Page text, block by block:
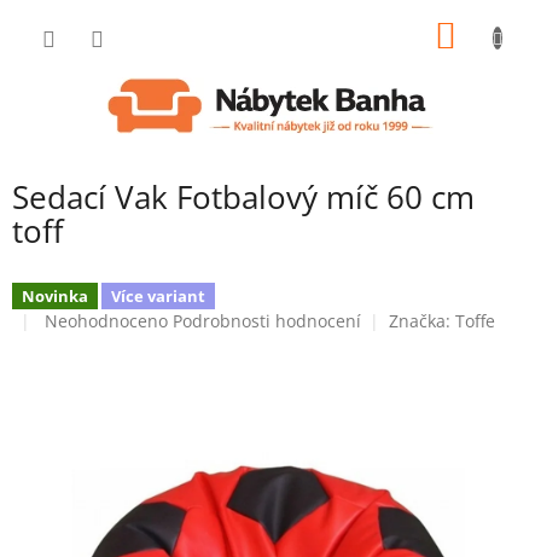
Sedací Vak Fotbalový míč 60 cm
toff
Novinka Více variant
Průměrné
Neohodnoceno Podrobnosti hodnocení Značka: Toffe